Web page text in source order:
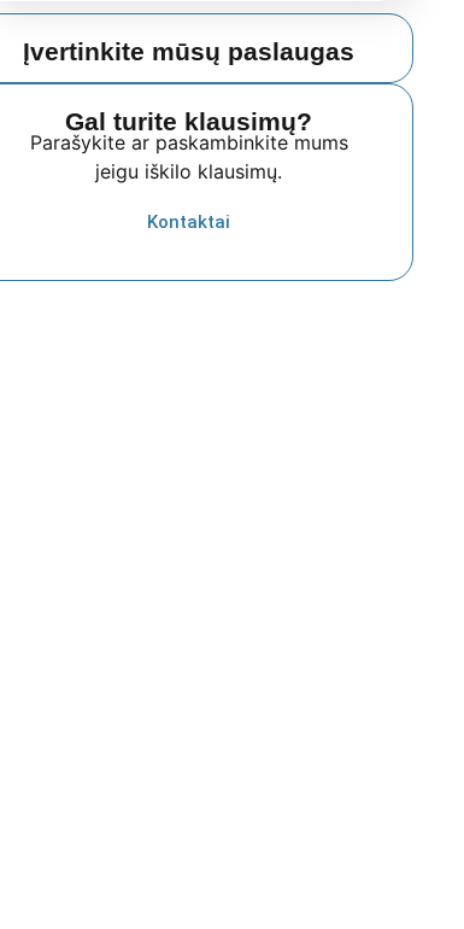
Įvertinkite mūsų paslaugas
Gal turite klausimų?
Parašykite ar paskambinkite mums
jeigu iškilo klausimų.
Kontaktai